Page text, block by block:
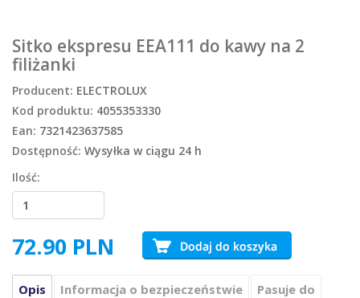
Sitko ekspresu EEA111 do kawy na 2
filiżanki
Producent: ELECTROLUX
Kod produktu: 4055353330
Ean: 7321423637585
Dostępność: Wysyłka w ciągu 24 h
Ilość:
72.90 PLN
Opis Informacja o bezpieczeństwie
Pasuje do